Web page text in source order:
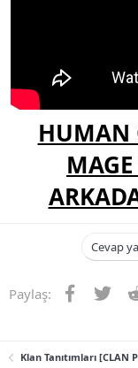
HUMAN
Cevap
Paylaş: Facebook
Klan Tanıtımları [CLAN